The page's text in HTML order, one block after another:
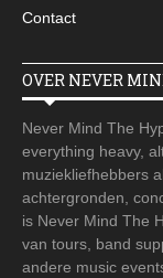
Contact
OVER NEVER
Never Mind The
everything heavy,
muziekliefhebbers
achtergronden,
is Never Mind The
van tours, band
andere music